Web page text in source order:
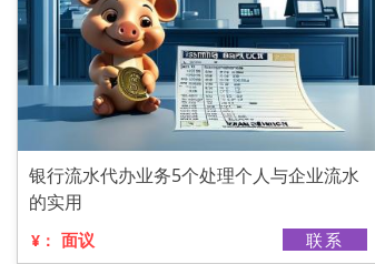
银行流水代办业务5个处理个人与企业流水
的实用
¥： 面议 联系